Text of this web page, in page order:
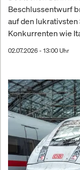
Beschlussentwurf
auf den
Konkurrenten wie
02.07.2026 - 13:00 Uhr